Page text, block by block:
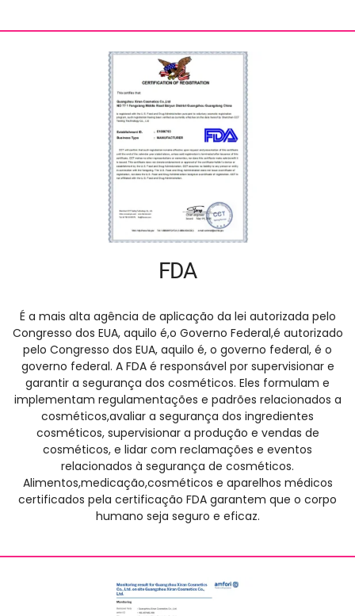
FDA
É a mais alta agência de aplicação da lei autorizada pelo
Congresso dos EUA, aquilo é,o Governo Federal,é autorizado
pelo Congresso dos EUA, aquilo é, o governo federal, é o
governo federal. A FDA é responsável por supervisionar e
garantir a segurança dos cosméticos. Eles formulam e
implementam regulamentações e padrões relacionados a
cosméticos,avaliar a segurança dos ingredientes
cosméticos, supervisionar a produção e vendas de
cosméticos, e lidar com reclamações e eventos
relacionados à segurança de cosméticos.
Alimentos,medicação,cosméticos e aparelhos médicos
certificados pela certificação FDA garantem que o corpo
humano seja seguro e eficaz.